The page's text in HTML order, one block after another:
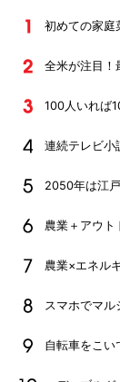
初めての家庭
全米が注目！
100人いれば
連続テレビ小
2050年は江
農業＋アウト
農業×エネル
スマホでマ
自転車をこい